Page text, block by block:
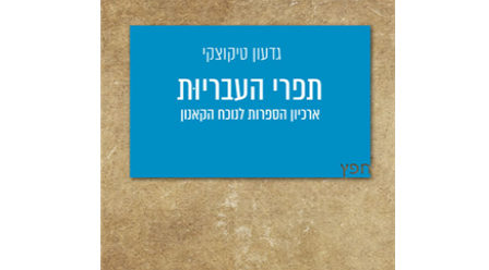
גדעון טיקוצקי